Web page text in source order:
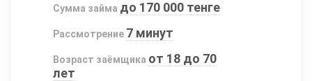
Сумма займа до 170 000 тенге
Рассмотрение 7 минут
Возраст заёмщика от 18 до 70
лет